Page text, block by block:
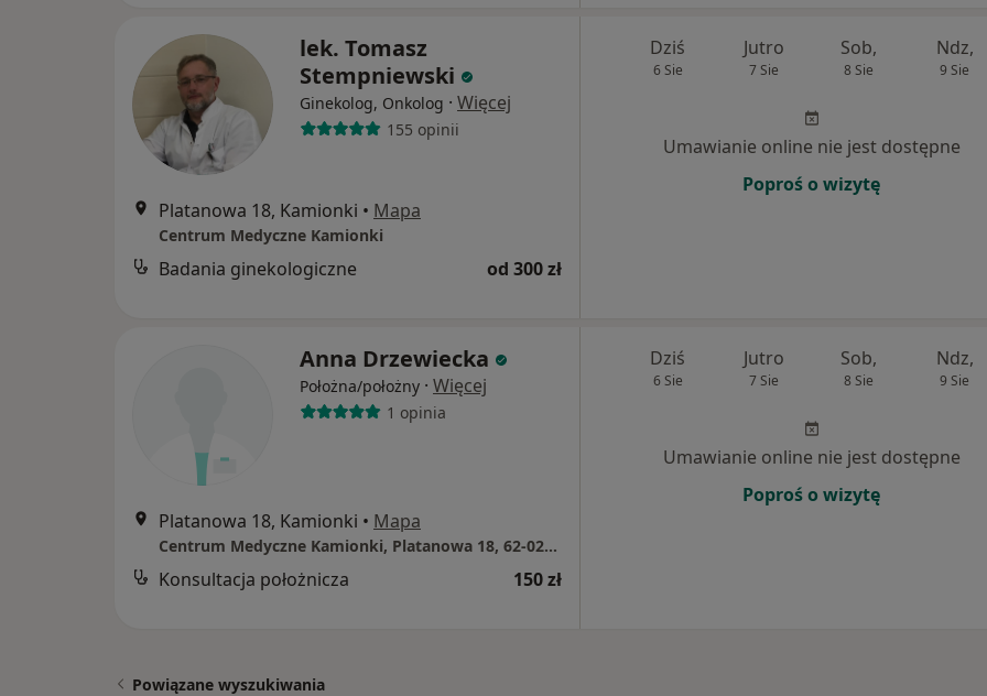
lek. Tomasz
Stempniewski
Ginekolog, Onkolog · Więcej
155 opinii
Platanowa 18, Kamionki • Mapa
Centrum Medyczne Kamionki
Badania ginekologiczne od 300 zł
Dziś
6 Sie
Jutro
7 Sie
Sob,
8 Sie
Ndz,
9 Sie
Umawianie online nie jest dostępne
Poproś o wizytę
Anna Drzewiecka
Położna/położny · Więcej
1 opinia
Platanowa 18, Kamionki • Mapa
Centrum Medyczne Kamionki, Platanowa 18, 62-023 Kamionki
Konsultacja położnicza 150 zł
Dziś
6 Sie
Jutro
7 Sie
Sob,
8 Sie
Ndz,
9 Sie
Umawianie online nie jest dostępne
Poproś o wizytę
Powiązane wyszukiwania